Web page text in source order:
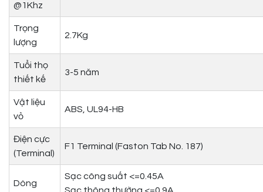
@1Khz
Trọng
lượng
2.7Kg
Tuổi thọ
thiết kế
3-5 năm
Vật liệu
vỏ
ABS, UL94-HB
Điện cực
(Terminal)
F1 Terminal (Faston Tab No. 187)
Dòng
Sạc công suất <=0.45A